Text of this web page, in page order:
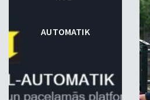
AUTOMATIK